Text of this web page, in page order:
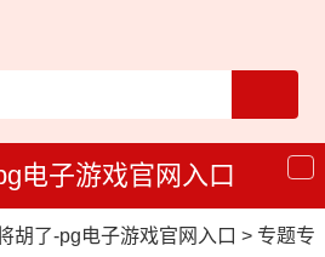
导
航
电子游戏官网入口
胡了-pg电子游戏官网入口 > 专题专